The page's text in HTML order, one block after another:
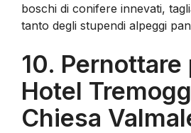
boschi di conifere innevati,
tanto degli stupendi alpeggi
10. Pernottare
Hotel
Chiesa